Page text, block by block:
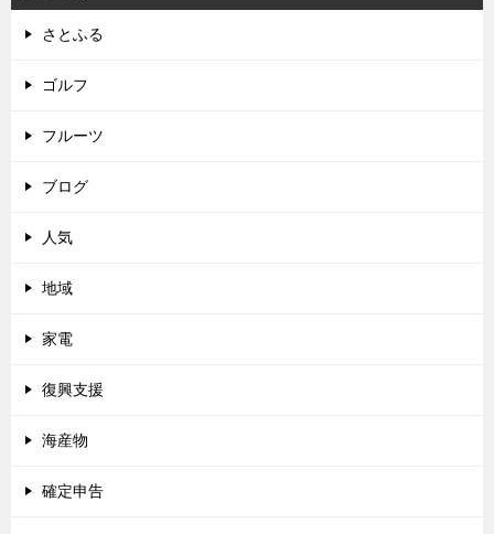
さとふる
ゴルフ
フルーツ
ブログ
人気
地域
家電
復興支援
海産物
確定申告